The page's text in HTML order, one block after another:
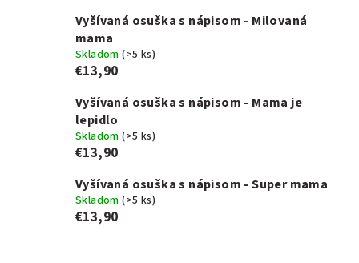
Vyšívaná osuška s nápisom - Milovaná
mama
Skladom(>5 ks)
€13,90
Vyšívaná osuška s nápisom - Mama je
lepidlo
Skladom(>5 ks)
€13,90
Vyšívaná osuška s nápisom - Super mama
Skladom(>5 ks)
€13,90